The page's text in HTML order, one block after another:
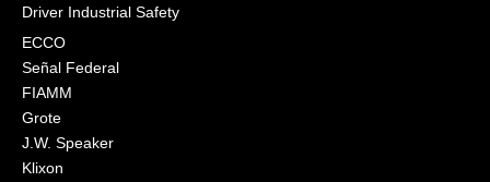
Driver Industrial Safety
ECCO
Señal Federal
FIAMM
Grote
J.W. Speaker
Klixon